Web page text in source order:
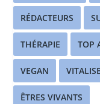
RÉDACTEURS
THÉRAPIE TOP
VEGAN
ÊTRES VIVANTS